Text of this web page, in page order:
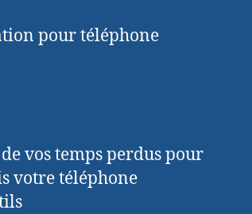
pour téléphone
vos temps perdus pour
votre téléphone